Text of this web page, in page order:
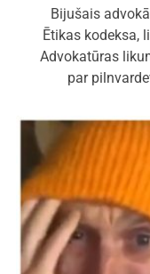
Bijušais
Ētikas kodeksa,
Advokatūras
par